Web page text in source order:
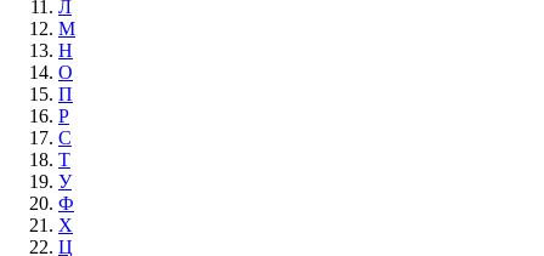
Л
М
Н
О
П
Р
С
Т
У
Ф
Х
Ц